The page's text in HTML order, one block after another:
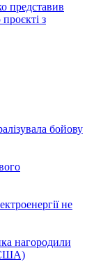
представив
з
бойову
не
нагородили
США)